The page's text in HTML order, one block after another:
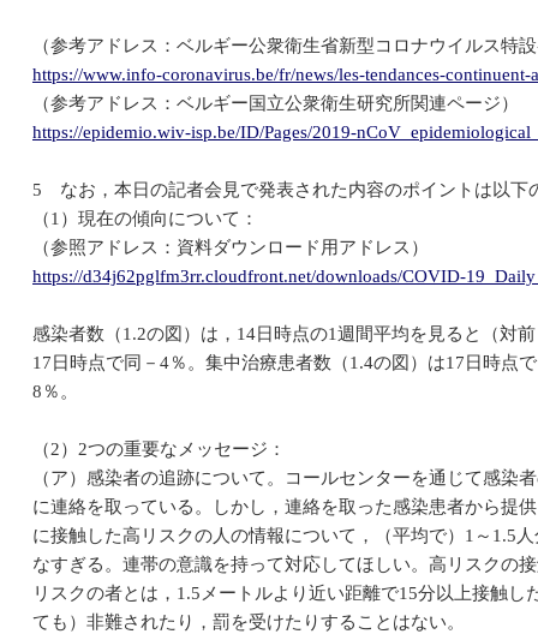
（参考アドレス：ベルギー公衆衛生省新型コロナウイルス特
https://www.info-coronavirus.be/fr/news/les-tendances-continuent-
（参考アドレス：ベルギー国立公衆衛生研究所関連ページ）
https://epidemio.wiv-isp.be/ID/Pages/2019-
5 なお，本日の記者会見で発表された内容のポイントは以下
（1）現在の傾向について：
（参照アドレス：資料ダウンロード用アドレス）
https://d34j62pglfm3rr.cloudfront.net/downloads/COVID-
感染者数（1.2の図）は，14日時点の1週間平均を見ると（対
17日時点で同－4％。集中治療患者数（1.4の図）は17日時点
8％。
（2）2つの重要なメッセージ：
（ア）感染者の追跡について。コールセンターを通じて感染
に連絡を取っている。しかし，連絡を取った感染患者から提
に接触した高リスクの人の情報について，（平均で）1～1.5
なすぎる。連帯の意識を持って対応してほしい。高リスクの
リスクの者とは，1.5メートルより近い距離で15分以上接触
ても）非難されたり，罰を受けたりすることはない。